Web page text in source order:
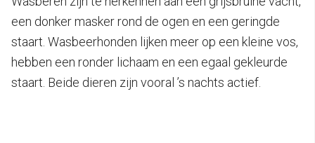
een donker masker rond de ogen en een geringde
staart. Wasbeerhonden lijken meer op een kleine vos,
hebben een ronder lichaam en een egaal gekleurde
staart. Beide dieren zijn vooral ’s nachts actief.